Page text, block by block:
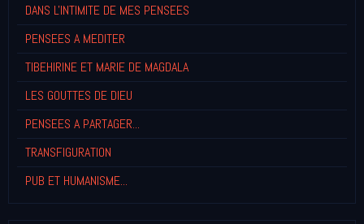
DANS L'INTIMITE DE MES PENSEES
PENSEES A MEDITER
TIBEHIRINE ET MARIE DE MAGDALA
LES GOUTTES DE DIEU
PENSEES A PARTAGER...
TRANSFIGURATION
PUB ET HUMANISME...